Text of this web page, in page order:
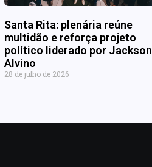
Santa Rita: plenária reúne
multidão e reforça projeto
político liderado por Jackson
Alvino
28 de julho de 2026